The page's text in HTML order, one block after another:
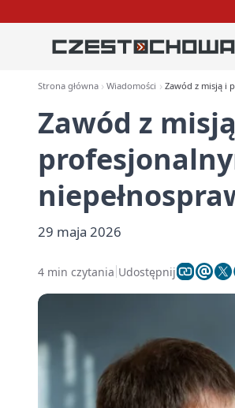
Strona główna Wiadomości Zawód z misją i
Zawód z
29 maja 2026
4 min czytania Udostępnij